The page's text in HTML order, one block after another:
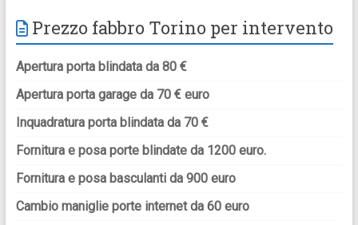
Prezzo fabbro Torino per intervento
Apertura porta blindata da 80 €
Apertura porta garage da 70 € euro
Inquadratura porta blindata da 70 €
Fornitura e posa porte blindate da 1200 euro.
Fornitura e posa basculanti da 900 euro
Cambio maniglie porte internet da 60 euro